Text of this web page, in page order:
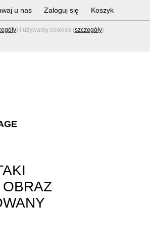
) i używamy cookies (szczegóły).
u nas Zaloguj się Koszyk